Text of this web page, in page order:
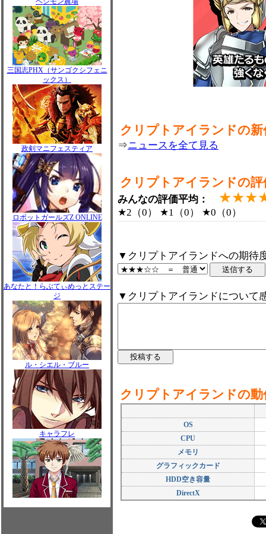
三国志PHX（サンゴクシフェニ
ックス）
政剣マニフェスティア
ロボットガールズZ ONLINE
あなたと！らぶてぃめっとステー
ジ
ル・シエル・ブルー
キャラフレ
クリプトアイランドの
⇒ニュースを全て見る
クリプトアイランドの
みんなの評価平均：
★2（0） ★1（0） ★0（0）
▼クリプトアイランドへの期待
▼クリプトアイランドについて
クリプトアイランドの
OS
CPU
メモリ
グラフィックカード
HDD空き容量
DirectX